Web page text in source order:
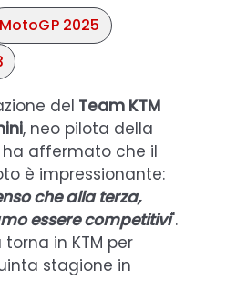
MotoGP 2025
del Team KTM
, neo pilota della
affermato che il
è impressionante:
che alla terza,
essere competitivi".
torna in KTM per
stagione in